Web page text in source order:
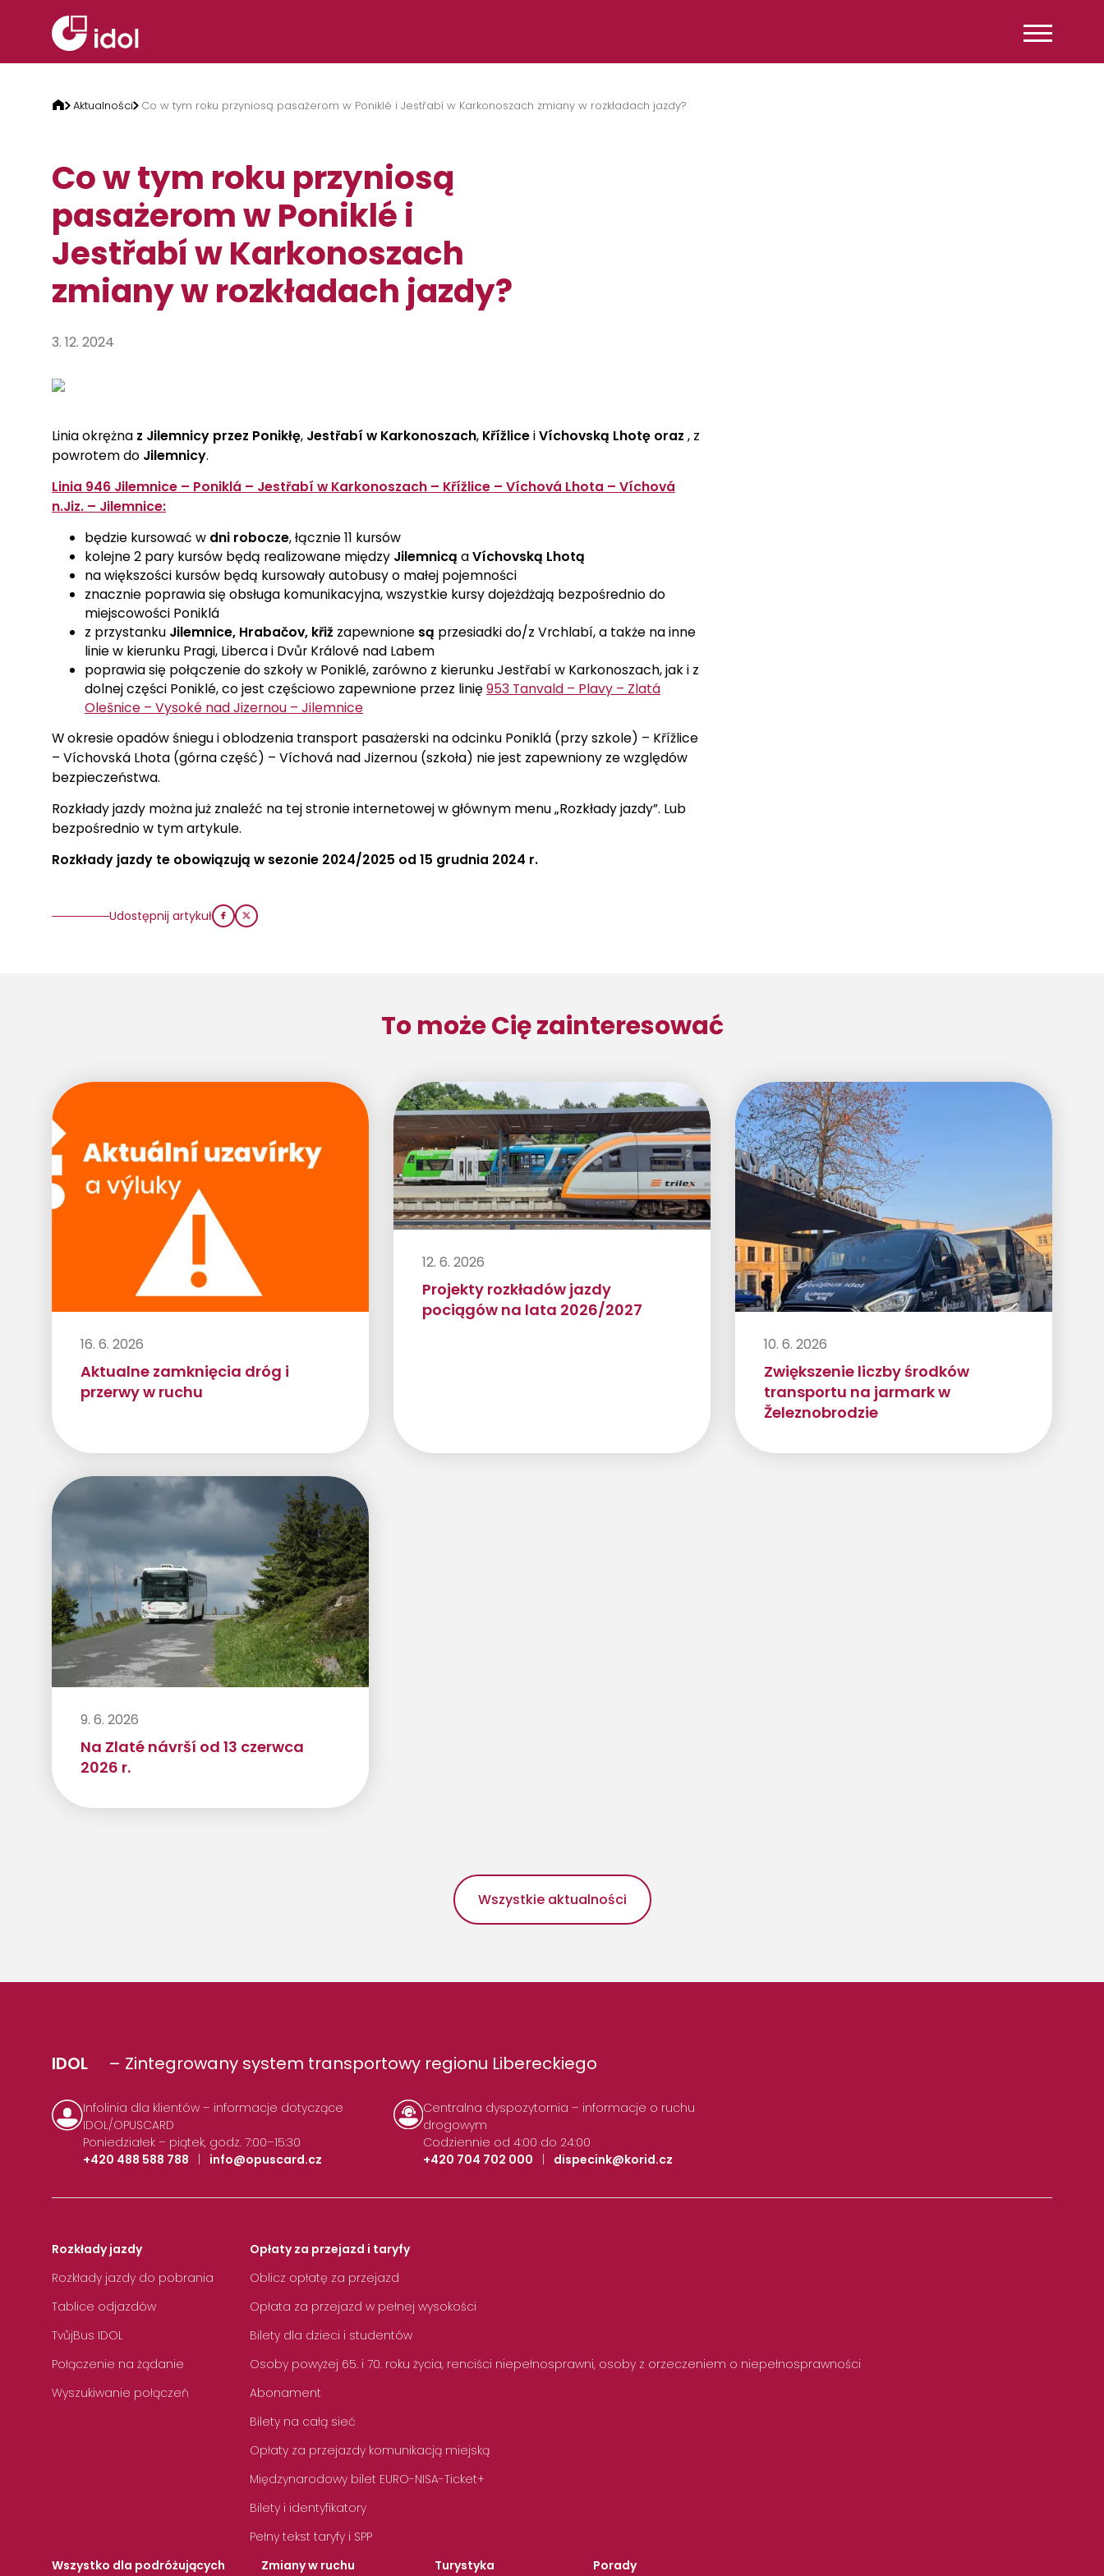
Aktualności Co w tym roku przyniosą pasażerom w Poniklé i Jestřabí w Karkonoszach zmiany w rozkładach jazdy?
Co w tym roku przyniosą
pasażerom w Poniklé i
Jestřabí w Karkonoszach
zmiany w rozkładach jazdy?
3. 12. 2024
Linia okrężna z Jilemnicy przez Ponikłę, Jestřabí w Karkonoszach, KřížliceiVíchovską Lhotę oraz , z
powrotem do Jilemnicy.
Linia 946 Jilemnice – Poniklá – Jestřabí w Karkonoszach – Křížlice – Víchová Lhota – Víchová
n.Jiz. – Jilemnice:
będzie kursować w dni robocze, łącznie 11 kursów
kolejne 2 pary kursów będą realizowane między Jilemnicą aVíchovską Lhotą
na większości kursów będą kursowały autobusy o małej pojemności
znacznie poprawia się obsługa komunikacyjna, wszystkie kursy dojeżdżają bezpośrednio do
miejscowości Poniklá
z przystanku Jilemnice, Hrabačov, křiž zapewnionesą przesiadki do/z Vrchlabí, a także na inne
linie w kierunku Pragi, Liberca i Dvůr Králové nad Labem
poprawia się połączenie do szkoły w Poniklé, zarówno z kierunku Jestřabí w Karkonoszach, jak i z
dolnej części Poniklé, co jest częściowo zapewnione przez linię 953 Tanvald – Plavy – Zlatá
Olešnice – Vysoké nad Jizernou – Jilemnice
W okresie opadów śniegu i oblodzenia transport pasażerski na odcinku Poniklá (przy szkole) – Křížlice
– Víchovská Lhota (górna część) – Víchová nad Jizernou (szkoła) nie jest zapewniony ze względów
bezpieczeństwa.
Rozkłady jazdy można już znaleźć na tej stronie internetowej w głównym menu „Rozkłady jazdy”. Lub
bezpośrednio w tym artykule.
Rozkłady jazdy te obowiązują w sezonie 2024/2025 od 15 grudnia 2024 r.
Udostępnij artykuł
To może Cię zainteresować
16. 6. 2026
Aktualne zamknięcia dróg i
przerwy w ruchu
12. 6. 2026
Projekty rozkładów jazdy
pociągów na lata 2026/2027
10. 6. 2026
Zwiększenie liczby środków
transportu na jarmark w
Železnobrodzie
9. 6. 2026
Na Zlaté návrší od 13 czerwca
2026 r.
Wszystkie aktualności
IDOL – Zintegrowany system transportowy regionu Libereckiego
Infolinia dla klientów – informacje dotyczące
IDOL/OPUSCARD
Poniedziałek – piątek, godz. 7:00–15:30
+420 488 588 788
| info@opuscard.cz
Centralna dyspozytornia – informacje o ruchu
drogowym
Codziennie od 4:00 do 24:00
+420 704 702 000
| dispecink@korid.cz
Rozkłady jazdy
Rozkłady jazdy do pobrania
Tablice odjazdów
TvůjBus IDOL
Połączenie na żądanie
Wyszukiwanie połączeń
Opłaty za przejazd i taryfy
Oblicz opłatę za przejazd
Opłata za przejazd w pełnej wysokości
Bilety dla dzieci i studentów
Osoby powyżej 65. i 70. roku życia, renciści niepełnosprawni, osoby z orzeczeniem o niepełnosprawności
Abonament
Bilety na całą sieć
Opłaty za przejazdy komunikacją miejską
Międzynarodowy bilet EURO-NISA-Ticket+
Bilety i identyfikatory
Pełny tekst taryfy i SPP
Wszystko dla podróżujących
Zmiany w ruchu Turystyka Porady